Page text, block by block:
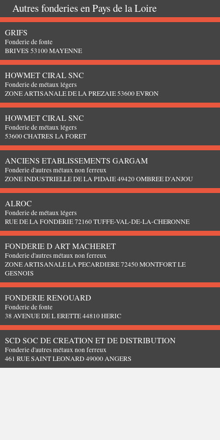
Autres fonderies enPays de la Loire
GRIFS
Fonderie de fonte
BRIVES 53100 MAYENNE
HOWMET CIRAL SNC
Fonderie de métaux légers
ZONE ARTISANALE DE LA PREZAIE 53600 EVRON
HOWMET CIRAL SNC
Fonderie de métaux légers
53600 CHATRES LA FORET
ANCIENS ETABLISSEMENTS GARGAM
Fonderie d'autres métaux non ferreux
ZONE INDUSTRIELLE DE LA PIDAIE 49420 OMBREE D'ANJOU
ALROC
Fonderie de métaux légers
RUE DE LA FONDERIE 72160 TUFFE-VAL-DE-LA-CHERONNE
FONDERIE D ART MACHERET
Fonderie d'autres métaux non ferreux
ZONE ARTISANALE LA PECARDIERE 72450 MONTFORT LE
GESNOIS
FONDERIE RENOUARD
Fonderie de fonte
38 AVENUE DE L ERETTE 44810 HERIC
SCD SOC DE CREATION ET DE DISTRIBUTION
Fonderie d'autres métaux non ferreux
461 RUE SAINT LEONARD 49000 ANGERS